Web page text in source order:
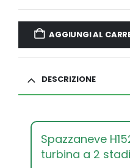
AGGIUNGI AL
DESCRIZIONE
Spazzaneve
turbina a 2 stadi